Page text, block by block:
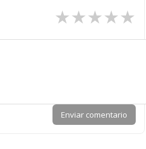
★
★
★
★
★
Enviar comentario